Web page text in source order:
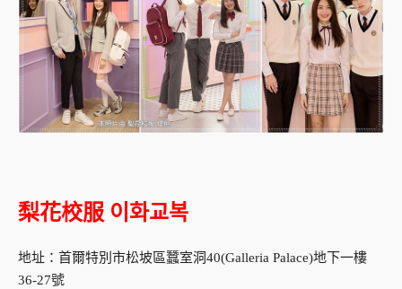
梨花校服 이화교복
地址：首爾特別市松坡區蠶室洞40(Galleria Palace)地下一樓
36-27號